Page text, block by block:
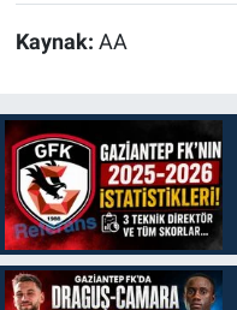
Kaynak: AA